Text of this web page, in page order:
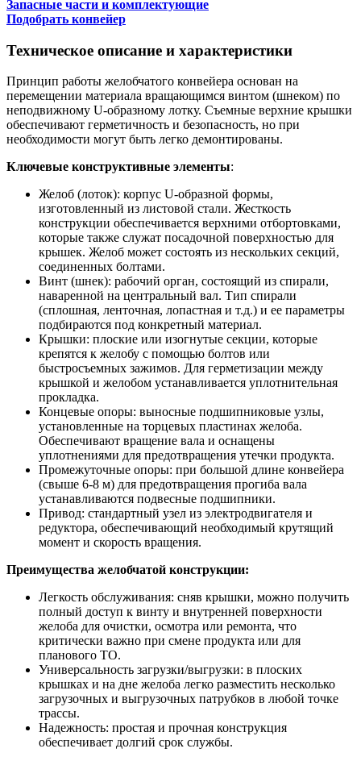
Запасные части и комплектующие
Подобрать конвейер
Техническое описание и характеристики
Принцип работы желобчатого конвейера основан на
перемещении материала вращающимся винтом (шнеком) по
неподвижному U-образному лотку. Съемные верхние крышки
обеспечивают герметичность и безопасность, но при
необходимости могут быть легко демонтированы.
Ключевые конструктивные элементы:
Желоб (лоток): корпус U-образной формы,
изготовленный из листовой стали. Жесткость
конструкции обеспечивается верхними отбортовками,
которые также служат посадочной поверхностью для
крышек. Желоб может состоять из нескольких секций,
соединенных болтами.
Винт (шнек): рабочий орган, состоящий из спирали,
наваренной на центральный вал. Тип спирали
(сплошная, ленточная, лопастная и т.д.) и ее параметры
подбираются под конкретный материал.
Крышки: плоские или изогнутые секции, которые
крепятся к желобу с помощью болтов или
быстросъемных зажимов. Для герметизации между
крышкой и желобом устанавливается уплотнительная
прокладка.
Концевые опоры: выносные подшипниковые узлы,
установленные на торцевых пластинах желоба.
Обеспечивают вращение вала и оснащены
уплотнениями для предотвращения утечки продукта.
Промежуточные опоры: при большой длине конвейера
(свыше 6-8 м) для предотвращения прогиба вала
устанавливаются подвесные подшипники.
Привод: стандартный узел из электродвигателя и
редуктора, обеспечивающий необходимый крутящий
момент и скорость вращения.
Преимущества желобчатой конструкции:
Легкость обслуживания: сняв крышки, можно получить
полный доступ к винту и внутренней поверхности
желоба для очистки, осмотра или ремонта, что
критически важно при смене продукта или для
планового ТО.
Универсальность загрузки/выгрузки: в плоских
крышках и на дне желоба легко разместить несколько
загрузочных и выгрузочных патрубков в любой точке
трассы.
Надежность: простая и прочная конструкция
обеспечивает долгий срок службы.